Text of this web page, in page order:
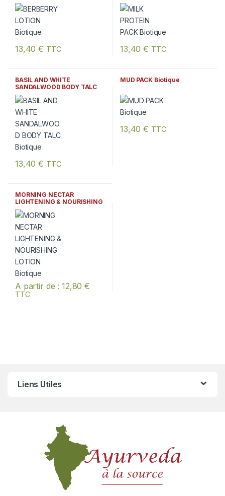
13,40€ TTC 13,40€ TTC
BASIL AND WHITE
SANDALWOOD BODY TALC
Biotique
13,40€ TTC
MUD PACK Biotique
13,40€ TTC
MORNING NECTAR
LIGHTENING & NOURISHING
LOTION Biotique
A partir de :12,80€
TTC
Ce produit a plusieurs variations. Les options peuvent être
Liens Utiles